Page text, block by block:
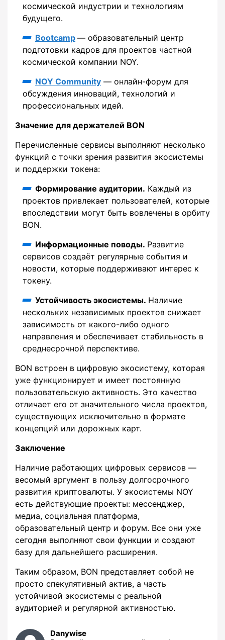
космической индустрии и технологиям
будущего.
Bootcamp — образовательный центр
подготовки кадров для проектов частной
космической компании NOY.
NOY Community — онлайн-форум для
обсуждения инноваций, технологий и
профессиональных идей.
Значение для держателей BON
Перечисленные сервисы выполняют несколько
функций с точки зрения развития экосистемы
и поддержки токена:
Формирование аудитории. Каждый из
проектов привлекает пользователей, которые
впоследствии могут быть вовлечены в орбиту
BON.
Информационные поводы. Развитие
сервисов создаёт регулярные события и
новости, которые поддерживают интерес к
токену.
Устойчивость экосистемы. Наличие
нескольких независимых проектов снижает
зависимость от какого-либо одного
направления и обеспечивает стабильность в
среднесрочной перспективе.
BON встроен в цифровую экосистему, которая
уже функционирует и имеет постоянную
пользовательскую активность. Это качество
отличает его от значительного числа проектов,
существующих исключительно в формате
концепций или дорожных карт.
Заключение
Наличие работающих цифровых сервисов —
весомый аргумент в пользу долгосрочного
развития криптовалюты. У экосистемы NOY
есть действующие проекты: мессенджер,
медиа, социальная платформа,
образовательный центр и форум. Все они уже
сегодня выполняют свои функции и создают
базу для дальнейшего расширения.
Таким образом, BON представляет собой не
просто спекулятивный актив, а часть
устойчивой экосистемы с реальной
аудиторией и регулярной активностью.
Danywise